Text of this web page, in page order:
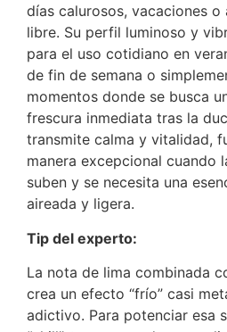
días calurosos, vacaciones
libre. Su perfil luminoso y
para el uso cotidiano en
de fin de semana o
momentos donde se busca
frescura inmediata tras la
transmite calma y vitalidad,
manera excepcional cuando
suben y se necesita una
aireada y ligera.
Tip del experto:
La nota de lima combinada
crea un efecto “frío” casi
adictivo. Para potenciar esa